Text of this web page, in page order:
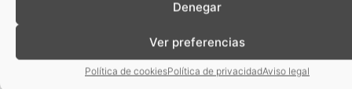
Denegar
Ver preferencias
Política de cookiesPolítica de privacidadAviso legal
analíticos
son
fundamentales